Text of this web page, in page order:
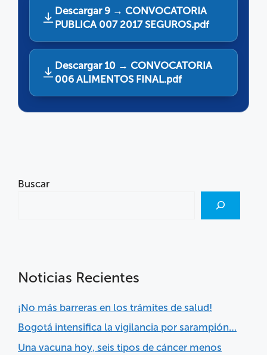
Descargar 9 → CONVOCATORIA
PUBLICA 007 2017 SEGUROS.pdf
Descargar 10 → CONVOCATORIA
006 ALIMENTOS FINAL.pdf
Buscar
Noticias Recientes
¡No más barreras en los trámites de salud!
Bogotá intensifica la vigilancia por sarampión…
Una vacuna hoy, seis tipos de cáncer menos